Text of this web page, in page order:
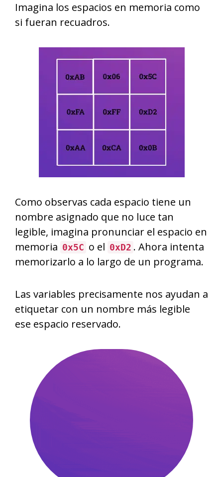
Imagina los espacios en memoria como
si fueran recuadros.
Como observas cada espacio tiene un
nombre asignado que no luce tan
legible, imagina pronunciar el espacio en
memoria 0x5C o el 0xD2 . Ahora intenta
memorizarlo a lo largo de un programa.
Las variables precisamente nos ayudan a
etiquetar con un nombre más legible
ese espacio reservado.